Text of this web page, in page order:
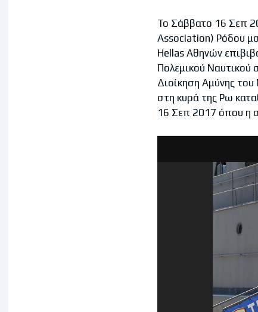
Το Σάββατο 16 Σεπ
Association) Ρόδου
Hellas Αθηνών
Πολεμικού Ναυτικού
Διοίκηση Αμύνης
στη κυρά της Ρω
16 Σεπ 2017 όπου η